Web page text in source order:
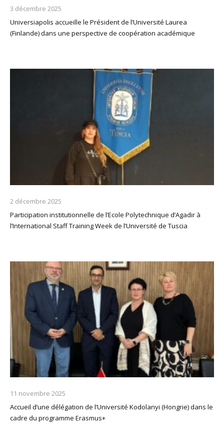
3 décembre 2025
Universiapolis accueille le Président de l’Université Laurea
(Finlande) dans une perspective de coopération académique
2 décembre 2025
Participation institutionnelle de l’Ecole Polytechnique d’Agadir à
l’International Staff Training Week de l’Université de Tuscia
11 novembre 2025
Accueil d’une délégation de l’Université Kodolanyi (Hongrie) dans le
cadre du programme Erasmus+